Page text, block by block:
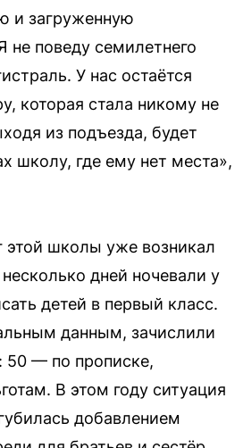
и загруженную
не поведу семилетнего
У нас остаётся
которая стала никому не
из подъезда, будет
школу, где ему нет места»,
этой школы уже возникал
дней ночевали у
детей в первый класс.
данным, зачислили
50 — по прописке,
В этом году ситуация
добавлением